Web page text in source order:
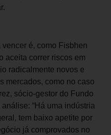
é, como Fisbhen
aceita correr riscos em
radicalmente novos e
mercados, como no caso
sócio-gestor do Fundo
“Há uma indústria
tem baixo apetite por
já comprovados no